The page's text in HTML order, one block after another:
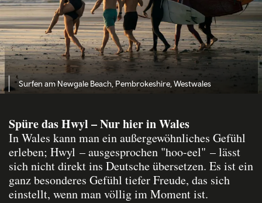
Surfen am Newgale Beach, Pembrokeshire, Westwales
Spüre das Hwyl – Nur hier in Wales
In Wales kann man ein außergewöhnliches Gefühl
erleben; Hwyl – ausgesprochen "hoo-eel" – lässt
sich nicht direkt ins Deutsche übersetzen. Es ist ein
ganz besonderes Gefühl tiefer Freude, das sich
einstellt, wenn man völlig im Moment ist.